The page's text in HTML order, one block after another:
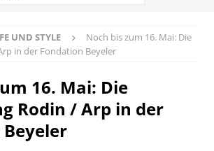
UND STYLE
Noch bis zum 16. Mai: Die
in der Fondation Beyeler
16. Mai: Die
Rodin / Arp in der